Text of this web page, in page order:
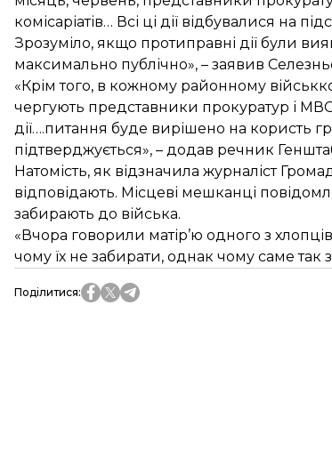
комісаріатів… Всі ці дії відбувалися на
Зрозуміло, якщо протиправні дії були
максимально публічно», – заявив
«Крім того, в кожному районному
чергують представники прокуратур і
дії….питання буде вирішено на користь
підтверджується», – додав речник
Натомість, як відзначила журналіст
відповідають. Місцеві мешканці
забирають до війська.
«Вчора говорили матір’ю одного з
чому їх не забирати, однак чому саме так
Поділитися: